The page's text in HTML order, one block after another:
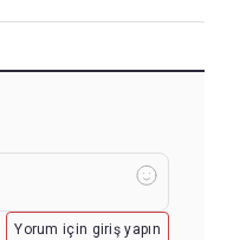
Yorum için giriş yapın